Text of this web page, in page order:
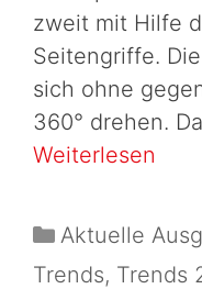
zweit mit Hilfe
Seitengriffe.
sich ohne
360° drehen.
Weiterlesen
Aktuelle
Trends, Trends